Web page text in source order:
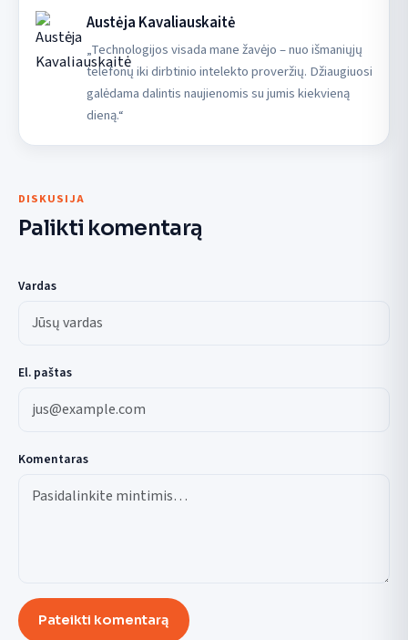
Austėja Kavaliauskaitė
„Technologijos visada mane žavėjo – nuo išmaniųjų
telefonų iki dirbtinio intelekto proveržių. Džiaugiuosi
galėdama dalintis naujienomis su jumis kiekvieną
dieną.“
DISKUSIJA
Palikti komentarą
Vardas
El. paštas
Komentaras
Pateikti komentarą